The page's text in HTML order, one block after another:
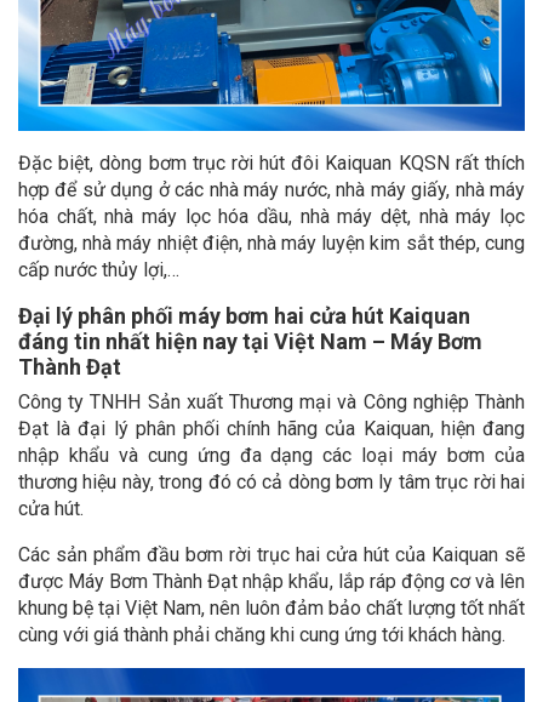
Đặc biệt, dòng bơm trục rời hút đôi Kaiquan KQSN rất thích
hợp để sử dụng ở các nhà máy nước, nhà máy giấy, nhà máy
hóa chất, nhà máy lọc hóa dầu, nhà máy dệt, nhà máy lọc
đường, nhà máy nhiệt điện, nhà máy luyện kim sắt thép, cung
cấp nước thủy lợi,…
Đại lý phân phối máy bơm hai cửa hút Kaiquan
đáng tin nhất hiện nay tại Việt Nam – Máy Bơm
Thành Đạt
Công ty TNHH Sản xuất Thương mại và Công nghiệp Thành
Đạt là đại lý phân phối chính hãng của Kaiquan, hiện đang
nhập khẩu và cung ứng đa dạng các loại máy bơm của
thương hiệu này, trong đó có cả dòng bơm ly tâm trục rời hai
cửa hút.
Các sản phẩm đầu bơm rời trục hai cửa hút của Kaiquan sẽ
được Máy Bơm Thành Đạt nhập khẩu, lắp ráp động cơ và lên
khung bệ tại Việt Nam, nên luôn đảm bảo chất lượng tốt nhất
cùng với giá thành phải chăng khi cung ứng tới khách hàng.